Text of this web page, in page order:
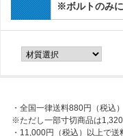
※ボルトのみに
・全国一律送料880円（税込）
※ただし一部寸切商品は1,320
・11,000円（税込）以上で送